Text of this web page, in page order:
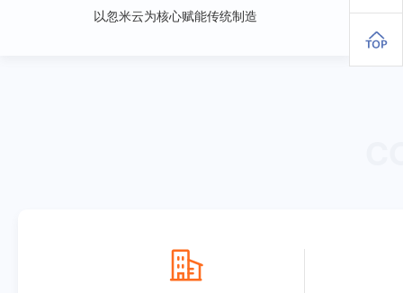
以忽米云为核心赋能传统制造